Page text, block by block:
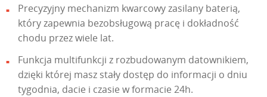
Precyzyjny mechanizm kwarcowy zasilany baterią,
który zapewnia bezobsługową pracę i dokładność
chodu przez wiele lat.
Funkcja multifunkcji z rozbudowanym datownikiem,
dzięki której masz stały dostęp do informacji o dniu
tygodnia, dacie i czasie w formacie 24h.